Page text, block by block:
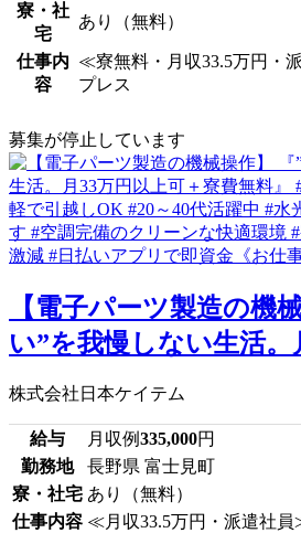
寮・社
宅
あり（無料）
仕事内
容
≪寮無料・月収33.5万円・
プレス
募集が停止しています
【電子パーツ製造の機
い”を我慢しない生活。
株式会社日本ケイテム
給与 月収例335,000円
勤務地
長野県 富士見町
寮・社宅 あり（無料）
仕事内容 ≪月収33.5万円・派遣社